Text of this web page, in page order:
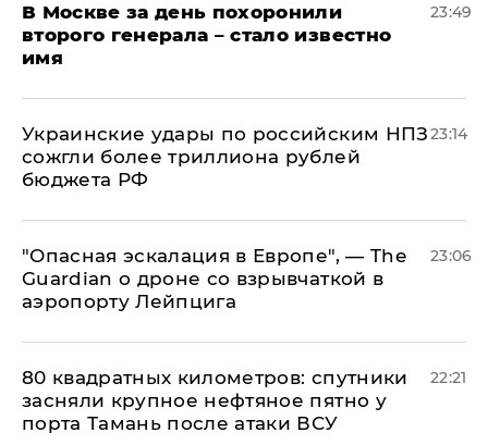
В Москве за день похоронили
второго генерала – стало известно
имя
23:49
Украинские удары по российским НПЗ
сожгли более триллиона рублей
бюджета РФ
23:14
"Опасная эскалация в Европе", — The
Guardian о дроне со взрывчаткой в
аэропорту Лейпцига
23:06
80 квадратных километров: спутники
засняли крупное нефтяное пятно у
порта Тамань после атаки ВСУ
22:21